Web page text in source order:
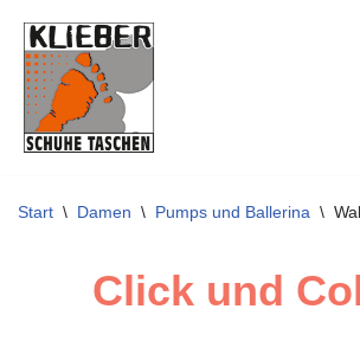
Zum
Inhalt
springen
Start \ Damen \ Pumps und Ballerina \
Click und